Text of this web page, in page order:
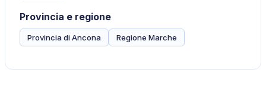
Provincia e regione
Provincia di Ancona Regione Marche